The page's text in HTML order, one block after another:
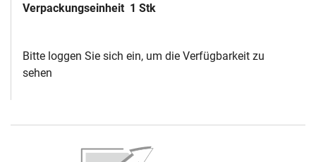
Verpackungseinheit 1 Stk
Bitte loggen Sie sich ein, um die Verfügbarkeit zu
sehen